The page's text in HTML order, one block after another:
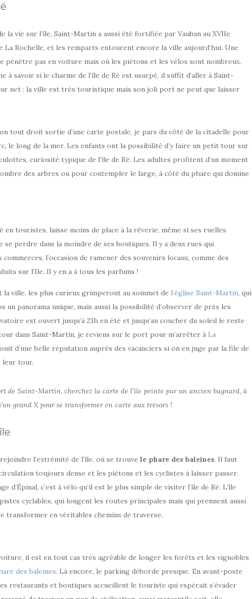
la vie sur l’île, Saint-Martin a aussi été fortifiée par Vauban au XVIIe
La Rochelle, et les remparts entourent encore la ville aujourd’hui. Une
pénètre pas en voiture mais où les piétons et les vélos sont nombreux.
à savoir si le charme de l’île de Ré est usurpé, il suffit d’aller à Saint-
net : la ville est très touristique mais son joli port ne peut que laisser
tout droit sortie d’une carte postale, je pars du côté de la citadelle pour
le long de la mer. Les enfants ont la possibilité d’y faire un petit tour sur
curiosité typique de l’île de Ré. Les adultes profitent d’un moment
des arbres ou pour contempler le large, à côté du phare qui domine
touristes, laisse moins de place à la rêverie, même si ses ruelles
se perdre dans la moindre de ses boutiques. Il y a deux rues qui
l’occasion de ramener des souvenirs locaux, comme des
sur l’Ile. Il y en a à tous les parfums !
ville, les plus curieux grimperont au sommet de l’église Saint-Martin, qui
un panorama unique, mais aussi la possibilité d’observer de près les
est ouvert jusqu’à 23h en été et jusqu’au coucher du soleil le reste
dans Saint-Martin, je reviens sur le port pour m’arrêter à La
d’une belle réputation auprès des vacanciers si on en juge par la file de
leur tour.
de Saint-Martin, cherchez la carte de l’île peinte par un ancien bagnard, à
grand X pour se transformer en carte aux trésors !
l’extrémité de l’île, où se trouve le phare des baleines. Il faut
toujours dense et les piétons et les cyclistes à laisser passer.
d’Épinal, c’est à vélo qu’il est le plus simple de visiter l’île de Ré. L’île
cyclables, qui longent les routes principales mais qui prennent aussi
transformer en véritables chemins de traverse.
il est en tout cas très agréable de longer les forêts et les vignobles
des baleines. Là encore, le parking déborde presque. En avant-poste
restaurants et boutiques accueillent le touriste qui espérait s’évader